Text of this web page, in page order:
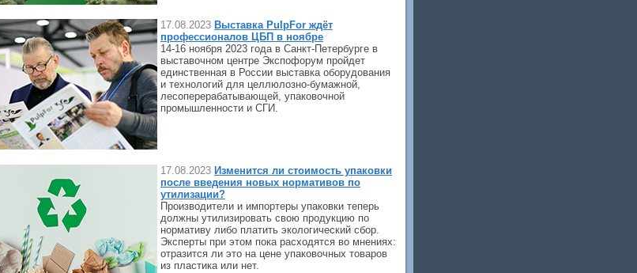
17.08.2023 Выставка PulpFor ждёт
профессионалов ЦБП в ноябре
14-16 ноября 2023 года в Санкт-Петербурге в
выставочном центре Экспофорум пройдет
единственная в России выставка оборудования
и технологий для целлюлозно-бумажной,
лесоперерабатывающей, упаковочной
промышленности и СГИ.
17.08.2023 Изменится ли стоимость упаковки
после введения новых нормативов по
утилизации?
Производители и импортеры упаковки теперь
должны утилизировать свою продукцию по
нормативу либо платить экологический сбор.
Эксперты при этом пока расходятся во мнениях:
отразится ли это на цене упаковочных товаров
из пластика или нет.